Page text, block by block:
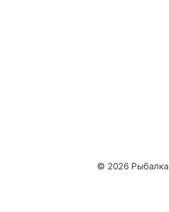
© 2026 Рыбалка